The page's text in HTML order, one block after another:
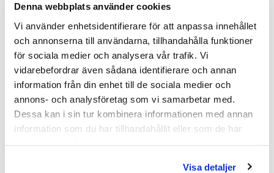
Denna webbplats använder cookies
Vi använder enhetsidentifierare för att anpassa innehållet
och annonserna till användarna, tillhandahålla funktioner
för sociala medier och analysera vår trafik. Vi
vidarebefordrar även sådana identifierare och annan
information från din enhet till de sociala medier och
annons- och analysföretag som vi samarbetar med.
Dessa kan i sin tur kombinera informationen med annan
information som du har tillhandahållit eller som de har
Visa detaljer
Ridderstråle)
skandinavisk klassiker. Soffan kännetecknas av sin
eleganta och nätta stomme som kontrasteras av
de generösa kuddarna. En bredd på 220 cm är den
optimala 3-sitsstorleken – rymlig nog att sträcka
ut sig på, men tillräckligt nätt för att behålla en
luftig känsla.
Adea tillverkar sina möbler med ett exceptionellt